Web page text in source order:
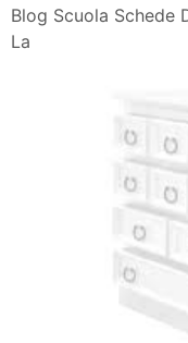
Blog Scuola Schede
La